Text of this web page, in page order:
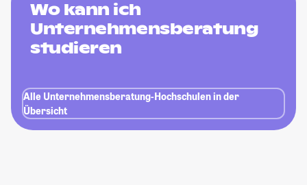
Wo kann ich
Unternehmensberatung
studieren
Alle Unternehmensberatung-Hochschulen in der
Übersicht